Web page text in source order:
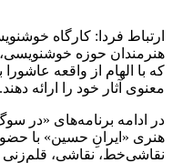
ارتباط فردا: کارگاه
هنرمندان حوزه
که با الهام از واقعه
معنوی آثار خود را ارائه دهند.
هنری «ایرانِ حسین» با
نقاشی‌خط، نقاشی،